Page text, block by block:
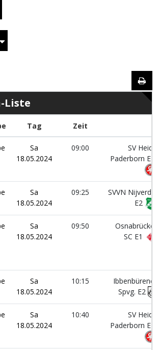
Liste
Tag Zeit
Sa
18.05.2024
09:00
SV Heide
Paderborn E1
Sa
18.05.2024
09:25
SVVN Nijverdal
E2
Sa
18.05.2024
09:50
Osnabrücker
SC E1
Sa
18.05.2024
10:15
Ibbenbürener
Spvg. E2
Sa
18.05.2024
10:40
SV Heide
Paderborn E1